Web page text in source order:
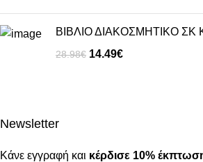
ΒΙΒΛΙΟ ΔΙΑΚΟΣΜΗΤΙΚΟ ΣΚ
28.98€ 14.49€
Newsletter
Κάνε εγγραφή και κέρδισε 10%